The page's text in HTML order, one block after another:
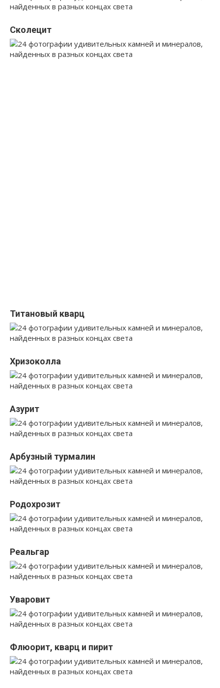
Сколецит
Титановый кварц
Хризоколла
Азурит
Арбузный турмалин
Родохрозит
Реальгар
Уваровит
Флюорит, кварц и пирит